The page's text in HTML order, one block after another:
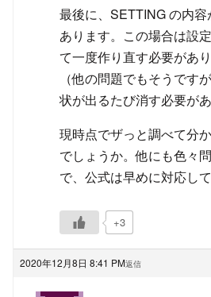
最後に、SETTING の内
あります。この場合は設
て一度作り直す必要があり
（他の問題でもそうです
状が出るたび消す必要が
現時点でザっと調べて分
でしょうか。他にも色々
で、公式は早めに対応し
+3
2020年12月8日 8:41 PM返信